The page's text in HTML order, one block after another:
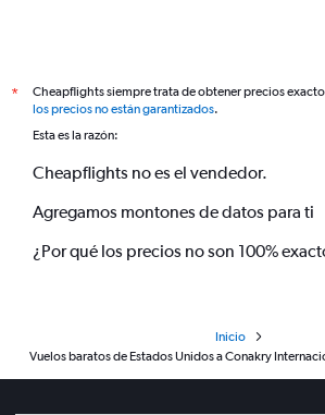
*
Cheapflights siempre trata de obtener precios
los precios no están garantizados.
Esta es la razón:
Cheapflights no es el vendedor.
Agregamos montones de datos para ti
¿Por qué los precios no son 100%
Inicio
Vuelos baratos de Estados Unidos a Conakry